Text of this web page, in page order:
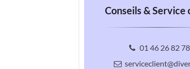
Conseils & Service
01 46 26 82 78